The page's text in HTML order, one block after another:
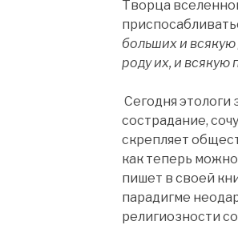
Творца
больших и
роду их, и всякую
Сегодня этологи
сострадание,
скрепляет
как теперь
пишет в своей
парадигме
религиозности